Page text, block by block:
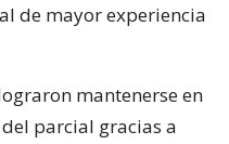
de mayor experiencia
mantenerse en
parcial gracias a